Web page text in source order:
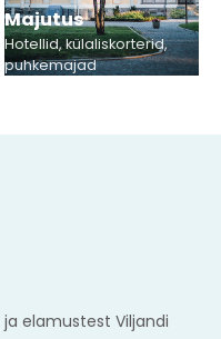
Majutus
Hotellid, külaliskorterid,
puhkemajad
elamustest Viljandi